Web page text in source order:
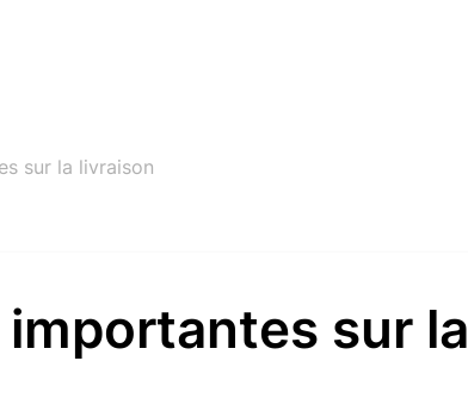
sur la livraison
sur la